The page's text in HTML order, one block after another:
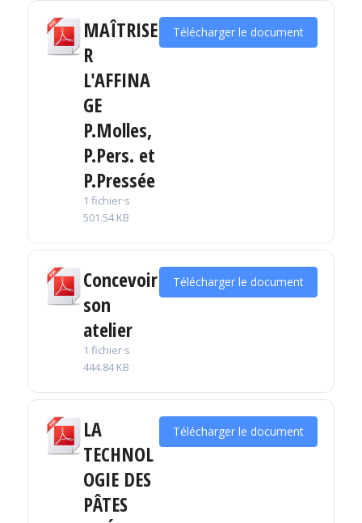
MAÎTRISE
R
L'AFFINA
GE
P.Molles,
P.Pers. et
P.Pressée
1 fichier·s
501.54 KB
Télécharger le document
Concevoir
son
atelier
1 fichier·s
444.84 KB
Télécharger le document
LA
TECHNOL
OGIE DES
PÂTES
Télécharger le document